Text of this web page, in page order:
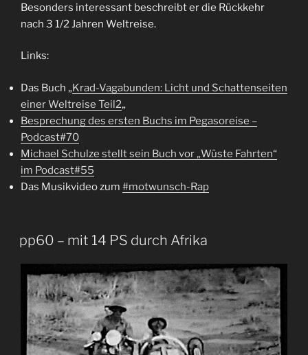
Besonders interessant beschreibt er die Rückkehr
nach 3 1/2 Jahren Weltreise.
Links:
Das Buch „Krad-Vagabunden: Licht und Schattenseiten
einer Weltreise Teil2„
Besprechung des ersten Buchs im Pegasoreise –
Podcast#70
Michael Schulze stellt sein Buch vor „Wüste Fahrten“
im Podcast#55
Das Musikvideo zum #motwunsch-Rap
pp60 – mit 14 PS durch Afrika